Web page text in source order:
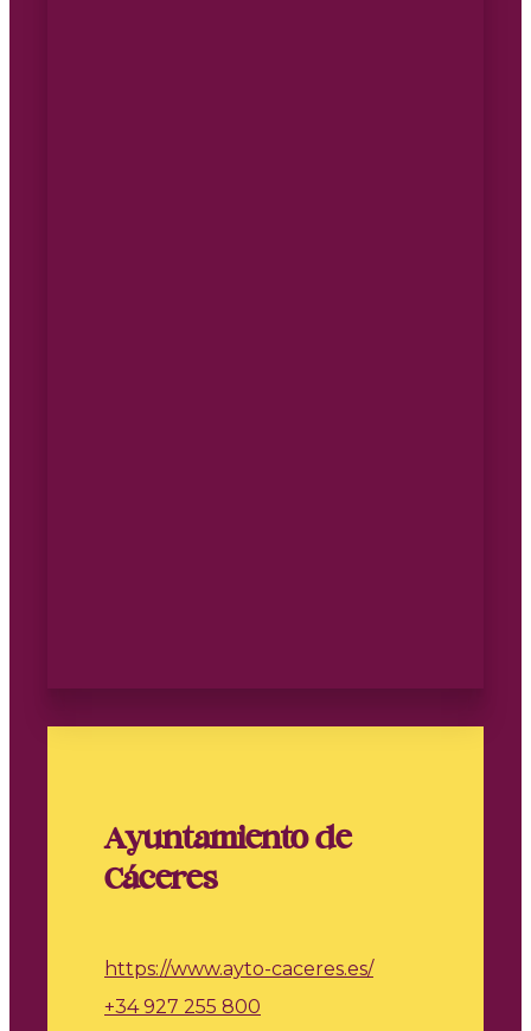
Ayuntamiento de
Cáceres
https://www.ayto-caceres.es/
+34 927 255 800